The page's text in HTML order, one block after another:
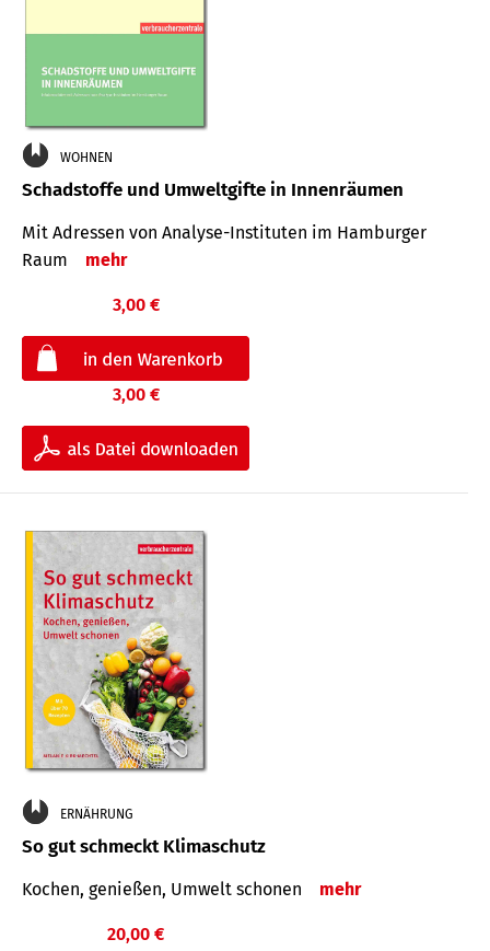
WOHNEN
Schadstoffe und Umweltgifte in Innenräumen
Mit Adressen von Analyse-Insti­tuten im Hamburger
Raum
mehr
3,00 €
3,00 €
ERNÄHRUNG
So gut schmeckt Klimaschutz
Kochen, genießen, Umwelt schonen mehr
20,00 €